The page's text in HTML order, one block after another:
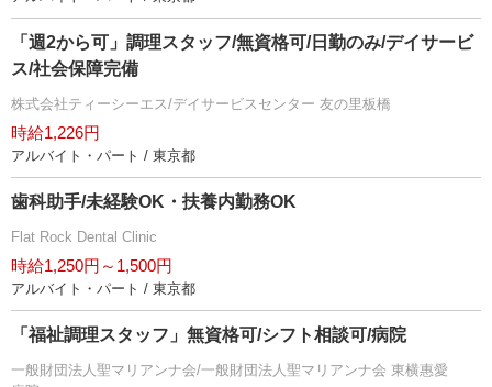
「週2から可」調理スタッフ/無資格可/日勤のみ/デイサービ
ス/社会保障完備
株式会社ティーシーエス/デイサービスセンター 友の里板橋
時給1,226円
アルバイト・パート / 東京都
歯科助手/未経験OK・扶養内勤務OK
Flat Rock Dental Clinic
時給1,250円～1,500円
アルバイト・パート / 東京都
「福祉調理スタッフ」無資格可/シフト相談可/病院
一般財団法人聖マリアンナ会/一般財団法人聖マリアンナ会 東横惠愛